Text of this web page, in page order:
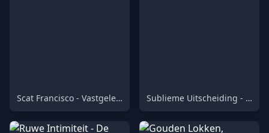
Scat Francisco - Vastgelegd in 720p Sublieme Uitscheiding - De Kunst van Scat